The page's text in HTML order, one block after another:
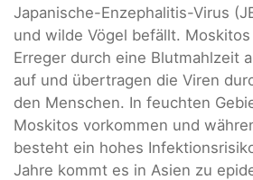
Japanische-Enzephalitis-Virus
und wilde Vögel befällt.
Erreger durch eine Blutmahlzeit
auf und übertragen die Viren
den Menschen. In feuchten
Moskitos vorkommen und
besteht ein hohes
Jahre kommt es in Asien zu